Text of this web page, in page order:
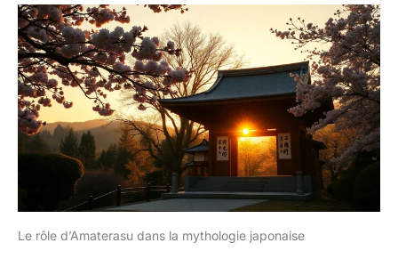
Le rôle d’Amaterasu dans la mythologie japonaise